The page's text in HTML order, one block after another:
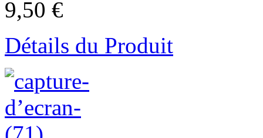
9,50 €
Détails du Produit